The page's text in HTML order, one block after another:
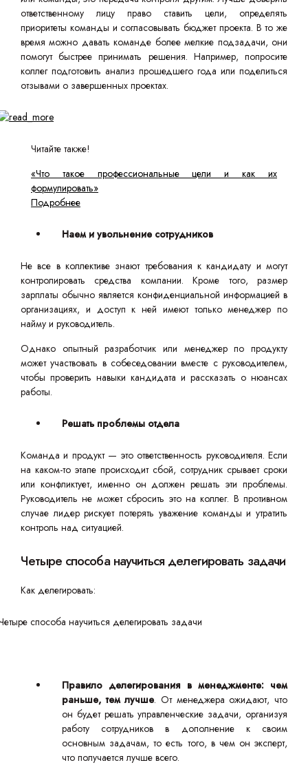
ответственному лицу право ставить цели, определять
приоритеты команды и согласовывать бюджет проекта. В то же
время можно давать команде более мелкие подзадачи, они
помогут быстрее принимать решения. Например, попросите
коллег подготовить анализ прошедшего года или поделиться
отзывами о завершенных проектах.
Читайте также!
«Что такое профессиональные цели и как их
формулировать»
Подробнее
Наем и увольнение сотрудников
Не все в коллективе знают требования к кандидату и могут
контролировать средства компании. Кроме того, размер
зарплаты обычно является конфиденциальной информацией в
организациях, и доступ к ней имеют только менеджер по
найму и руководитель.
Однако опытный разработчик или менеджер по продукту
может участвовать в собеседовании вместе с руководителем,
чтобы проверить навыки кандидата и рассказать о нюансах
работы.
Решать проблемы отдела
Команда и продукт — это ответственность руководителя. Если
на каком-то этапе происходит сбой, сотрудник срывает сроки
или конфликтует, именно он должен решать эти проблемы.
Руководитель не может сбросить это на коллег. В противном
случае лидер рискует потерять уважение команды и утратить
контроль над ситуацией.
Четыре способа научиться делегировать задачи
Как делегировать:
Правило делегирования в менеджменте: чем
раньше, тем лучше. От менеджера ожидают, что
он будет решать управленческие задачи, организуя
работу сотрудников в дополнение к своим
основным задачам, то есть того, в чем он эксперт,
что получается лучше всего.